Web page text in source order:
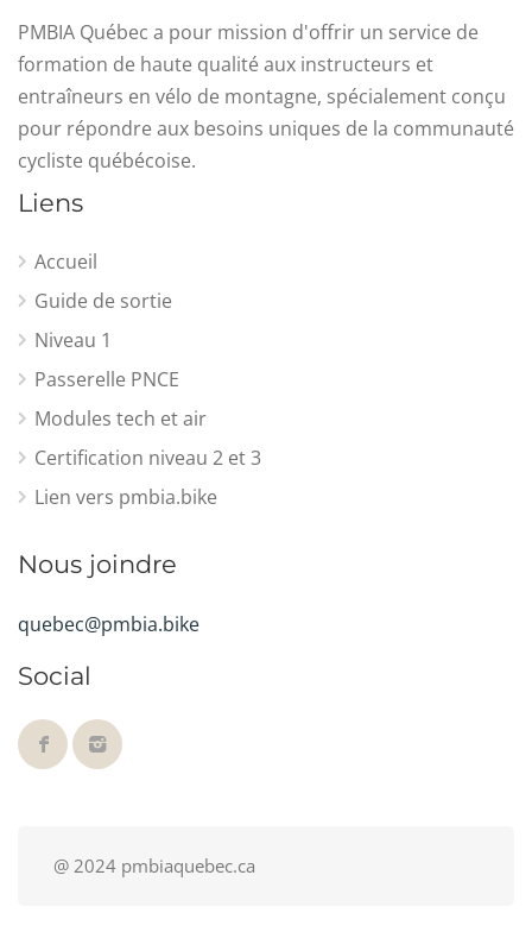
PMBIA Québec a pour mission d'offrir un service de
formation de haute qualité aux instructeurs et
entraîneurs en vélo de montagne, spécialement conçu
pour répondre aux besoins uniques de la communauté
cycliste québécoise.
Liens
Accueil
Guide de sortie
Niveau 1
Passerelle PNCE
Modules tech et air
Certification niveau 2 et 3
Lien vers pmbia.bike
Nous joindre
quebec@pmbia.bike
Social
@ 2024 pmbiaquebec.ca